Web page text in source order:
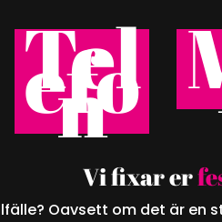
Tel
efo
n
Vi fixar er
Oavsett om det är en